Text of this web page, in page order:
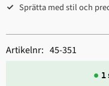
Sprätta med stil och
1
Artikelnr 45-351